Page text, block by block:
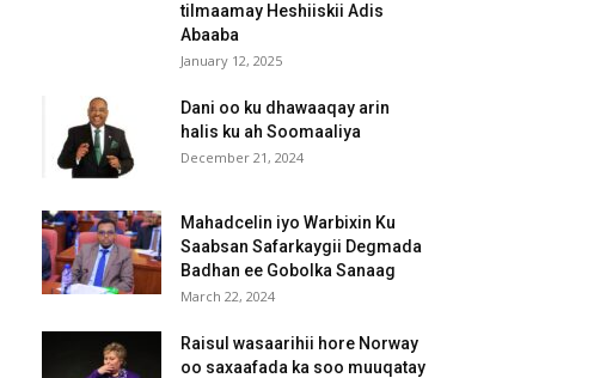
tilmaamay Heshiiskii Adis
Abaaba
January 12, 2025
Dani oo ku dhawaaqay arin
halis ku ah Soomaaliya
December 21, 2024
Mahadcelin iyo Warbixin Ku
Saabsan Safarkaygii Degmada
Badhan ee Gobolka Sanaag
March 22, 2024
Raisul wasaarihii hore Norway
oo saxaafada ka soo muuqatay